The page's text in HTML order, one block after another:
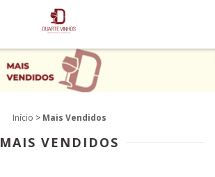
Início > Mais Vendidos
MAIS VENDIDOS